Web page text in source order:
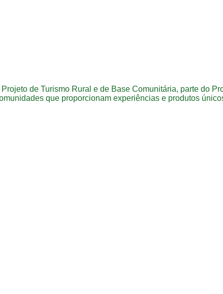
de Turismo Rural e de Base Comunitária, parte do
que proporcionam experiências e produtos